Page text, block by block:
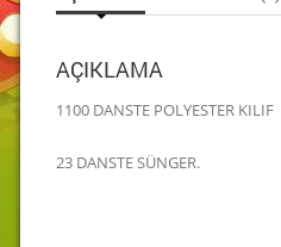
AÇIKLAMA
1100 DANSTE POLYESTER KILIF
23 DANSTE SÜNGER.